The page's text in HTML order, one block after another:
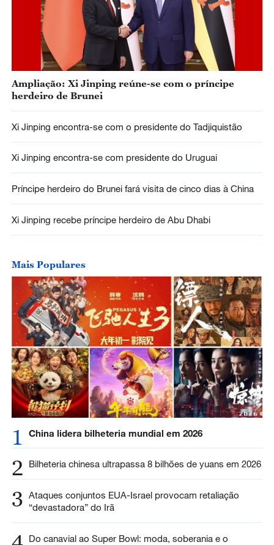
Ampliação: Xi Jinping reúne-se com o príncipe
herdeiro de Brunei
Xi Jinping encontra-se com o presidente do Tadjiquistão
Xi Jinping encontra-se com presidente do Uruguai
Príncipe herdeiro do Brunei fará visita de cinco dias à China
Xi Jinping recebe príncipe herdeiro de Abu Dhabi
Mais Populares
1 China lidera bilheteria mundial em 2026
2 Bilheteria chinesa ultrapassa 8 bilhões de yuans em 2026
3 Ataques conjuntos EUA-Israel provocam retaliação
“devastadora” do Irã
Do canavial ao Super Bowl: moda, soberania e o